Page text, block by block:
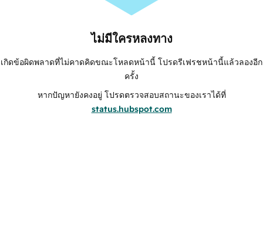
ไม่มีใครหลงทาง
เกิดข้อผิดพลาดที่ไม่คาดคิดขณะโหลดหน้านี้ โปรดรีเฟรชหน้านี้แล้วลองอีก
ครั้ง
หากปัญหายังคงอยู่ โปรดตรวจสอบสถานะของเราได้ที่
status.hubspot.com